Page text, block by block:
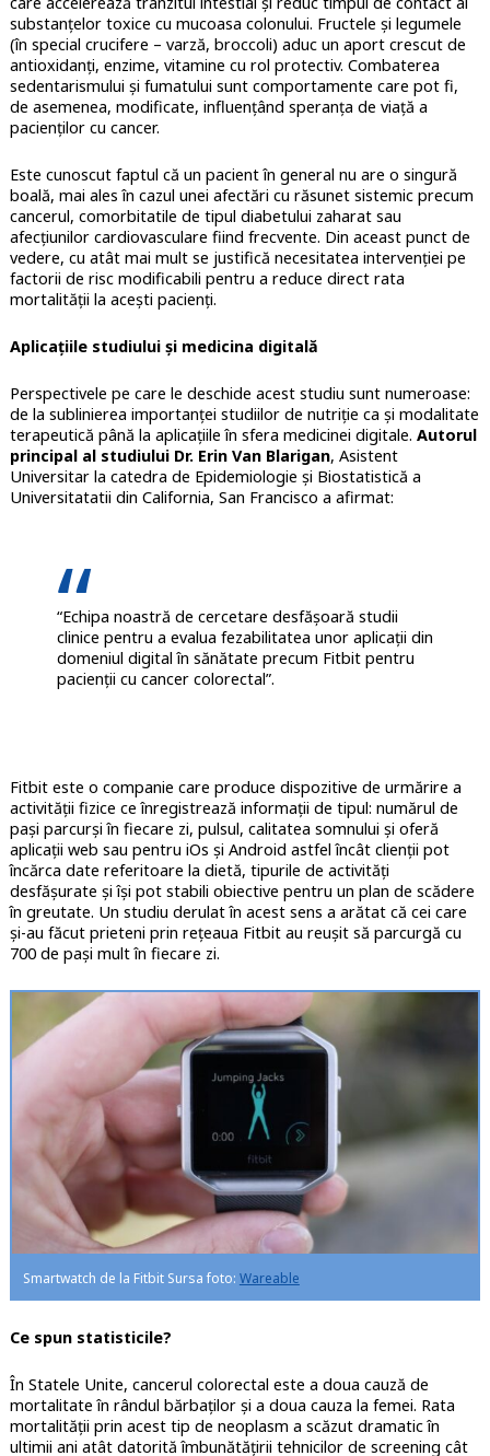
substanțelor toxice cu mucoasa colonului. Fructele și legumele
(în special crucifere – varză, broccoli) aduc un aport crescut de
antioxidanți, enzime, vitamine cu rol protectiv. Combaterea
sedentarismului și fumatului sunt comportamente care pot fi,
de asemenea, modificate, influențând speranța de viață a
pacienților cu cancer.
Este cunoscut faptul că un pacient în general nu are o singură
boală, mai ales în cazul unei afectări cu răsunet sistemic precum
cancerul, comorbitatile de tipul diabetului zaharat sau
afecțiunilor cardiovasculare fiind frecvente. Din aceast punct de
vedere, cu atât mai mult se justifică necesitatea intervenției pe
factorii de risc modificabili pentru a reduce direct rata
mortalității la acești pacienți.
Aplicațiile studiului și medicina digitală
Perspectivele pe care le deschide acest studiu sunt numeroase:
de la sublinierea importanței studiilor de nutriție ca și modalitate
terapeutică până la aplicațiile în sfera medicinei digitale. Autorul
principal al studiului Dr. Erin Van Blarigan, Asistent
Universitar la catedra de Epidemiologie și Biostatistică a
Universitatatii din California, San Francisco a afirmat:
“Echipa noastră de cercetare desfășoară studii
clinice pentru a evalua fezabilitatea unor aplicații din
domeniul digital în sănătate precum Fitbit pentru
pacienții cu cancer colorectal”.
Fitbit este o companie care produce dispozitive de urmărire a
activității fizice ce înregistrează informații de tipul: numărul de
pași parcurși în fiecare zi, pulsul, calitatea somnului și oferă
aplicații web sau pentru iOs și Android astfel încât clienții pot
încărca date referitoare la dietă, tipurile de activități
desfășurate și își pot stabili obiective pentru un plan de scădere
în greutate. Un studiu derulat în acest sens a arătat că cei care
și-au făcut prieteni prin rețeaua Fitbit au reușit să parcurgă cu
700 de pași mult în fiecare zi.
Smartwatch de la Fitbit Sursa foto: Wareable
Ce spun statisticile?
În Statele Unite, cancerul colorectal este a doua cauză de
mortalitate în rândul bărbaților și a doua cauza la femei. Rata
mortalității prin acest tip de neoplasm a scăzut dramatic în
ultimii ani atât datorită îmbunătățirii tehnicilor de screening cât